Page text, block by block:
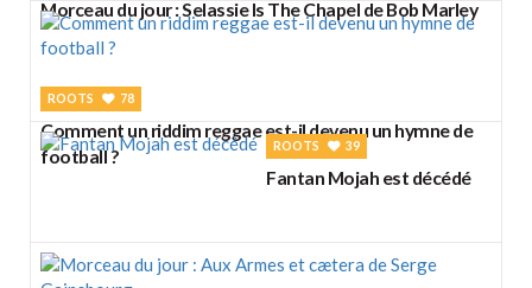
Morceau du jour : Selassie Is The Chapel de Bob Marley
ROOTS 78
Comment un riddim reggae est-il devenu un hymne de
football ?
ROOTS 39
Fantan Mojah est décédé